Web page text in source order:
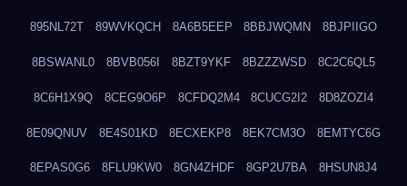
895NL72T 89WVKQCH 8A6B5EEP 8BBJWQMN 8BJPIIGO
8BSWANL0 8BVB056I 8BZT9YKF 8BZZZWSD 8C2C6QL5
8C6H1X9Q 8CEG9O6P 8CFDQ2M4 8CUCG2I2 8D8ZOZI4
8E09QNUV 8E4S01KD 8ECXEKP8 8EK7CM3O 8EMTYC6G
8EPAS0G6 8FLU9KW0 8GN4ZHDF 8GP2U7BA 8HSUN8J4